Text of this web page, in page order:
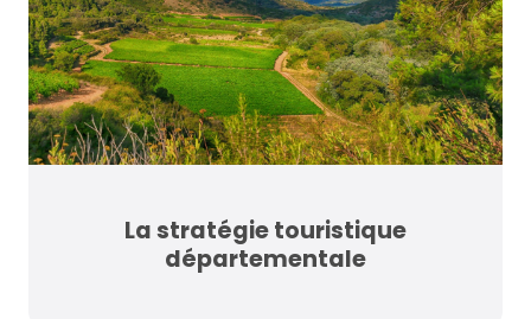
La stratégie touristique
départementale